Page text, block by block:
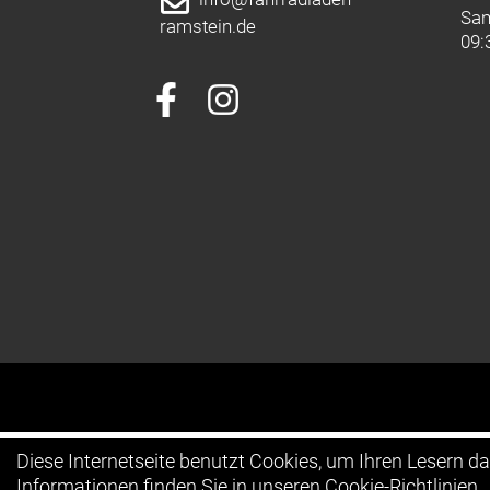
ramstein.de
Diese Internetseite benutzt Cookies, um Ihren Lesern